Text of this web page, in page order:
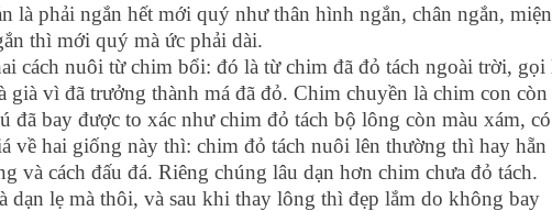
là phải ngắn hết mới quý như thân hình ngắn, chân ngắn,
thì mới quý mà ức phải dài.
cách nuôi từ chim bổi: đó là từ chim đã đỏ tách ngoài trời, gọi
vì đã trưởng thành má đã đỏ. Chim chuyền là chim con còn
đã bay được to xác như chim đỏ tách bộ lông còn màu xám, có
về hai giống này thì: chim đỏ tách nuôi lên thường thì hay hẵn
và cách đấu đá. Riêng chúng lâu dạn hơn chim chưa đỏ tách.
dạn lẹ mà thôi, và sau khi thay lông thì đẹp lắm do không bay